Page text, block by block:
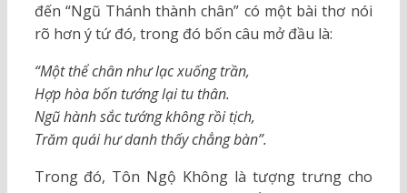
đến “Ngũ Thánh thành chân” có một bài thơ nói
rõ hơn ý tứ đó, trong đó bốn câu mở đầu là:
“Một thể chân như lạc xuống trần,
Hợp hòa bốn tướng lại tu thân.
Ngũ hành sắc tướng không rồi tịch,
Trăm quái hư danh thấy chẳng bàn”.
Trong đó, Tôn Ngộ Không là tượng trưng cho